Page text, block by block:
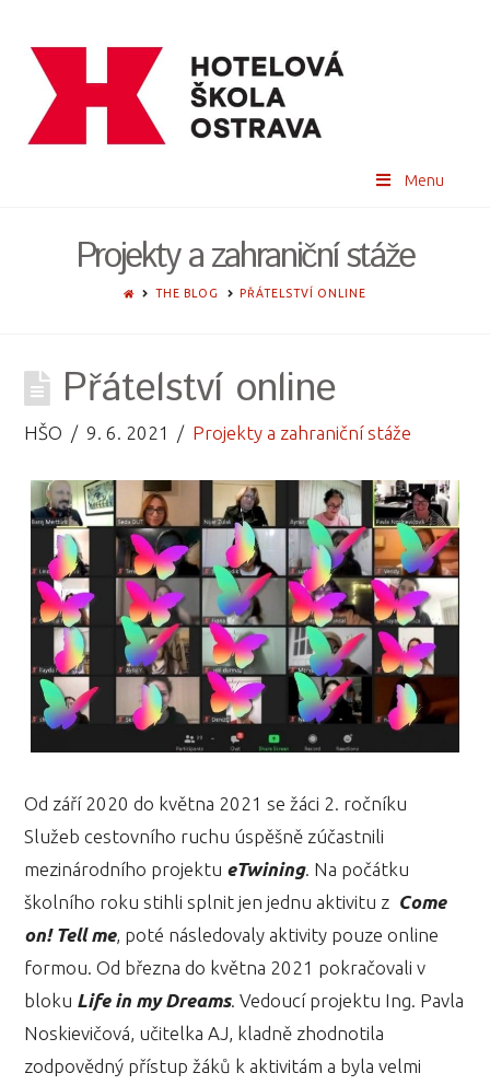
Menu
Projekty a zahraniční stáže
HOMETHE BLOG PŘÁTELSTVÍ ONLINE
Přátelství online
HŠO 9. 6. 2021 Projekty a zahraniční stáže
Od září 2020 do května 2021 se žáci 2. ročníku
Služeb cestovního ruchu úspěšně zúčastnili
mezinárodního projektu eTwining. Na počátku
školního roku stihli splnit jen jednu aktivitu z Come
on! Tell me, poté následovaly aktivity pouze online
formou. Od března do května 2021 pokračovali v
bloku Life in my Dreams. Vedoucí projektu Ing. Pavla
Noskievičová, učitelka AJ, kladně zhodnotila
zodpovědný přístup žáků k aktivitám a byla velmi